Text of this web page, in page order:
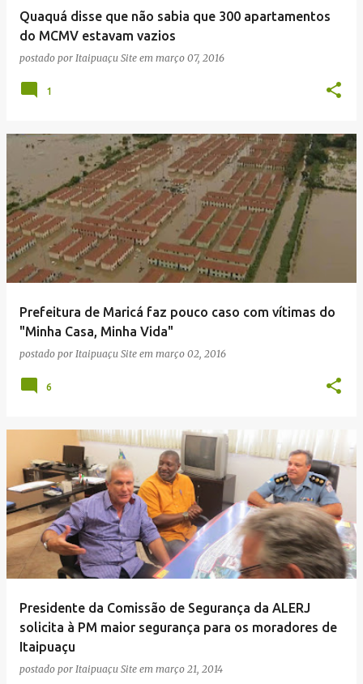
Quaquá disse que não sabia que 300 apartamentos
do MCMV estavam vazios
postado por Itaipuaçu Site em março 07, 2016
1
Prefeitura de Maricá faz pouco caso com vítimas do
"Minha Casa, Minha Vida"
postado por Itaipuaçu Site em março 02, 2016
6
Presidente da Comissão de Segurança da ALERJ
solicita à PM maior segurança para os moradores de
Itaipuaçu
postado por Itaipuaçu Site em março 21, 2014